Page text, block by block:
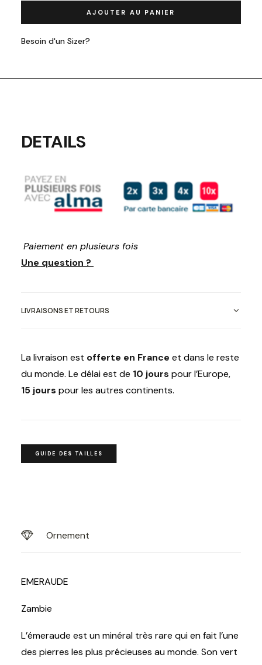
AJOUTER AU PANIER
Besoin d'un Sizer?
DETAILS
Paiement en plusieurs fois
Une question ?
LIVRAISONS ET RETOURS
La livraison est offerte en France et dans le reste
du monde. Le délai est de 10 jours pour l’Europe,
15 jours pour les autres continents.
GUIDE DES TAILLES
Ornement
EMERAUDE
Zambie
L’émeraude est un minéral très rare qui en fait l’une
des pierres les plus précieuses au monde. Son vert